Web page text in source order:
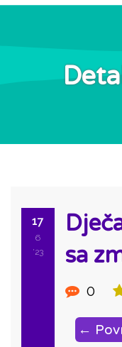
17
6
'23
sa
0
←